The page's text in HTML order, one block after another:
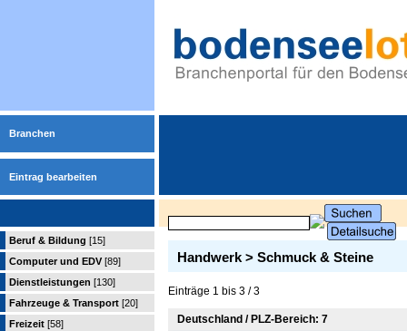
Branchen
Eintrag bearbeiten
Beruf & Bildung [15]
Computer und EDV [89]
Dienstleistungen [130]
Fahrzeuge & Transport [20]
Freizeit [58]
Handwerk > Schmuck & Steine
Einträge 1 bis 3 / 3
Deutschland / PLZ-Bereich: 7